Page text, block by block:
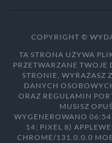
COPYRIGHT ©
TA STRONA UŻYWA
PRZETWARZANE TWOJE
STRONIE, WYRAŻASZ
DANYCH
ORAZ REGULAMIN
MUSISZ
WYGENEROWANO
14; PIXEL 8)
CHROME/131.0.0.0